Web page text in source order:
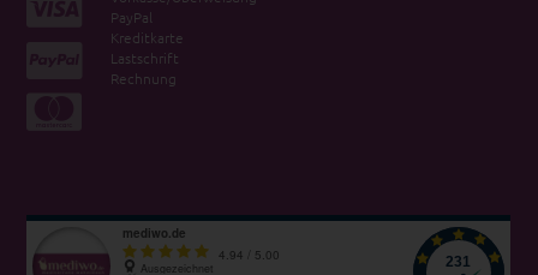
PayPal
Kreditkarte
Lastschrift
Rechnung